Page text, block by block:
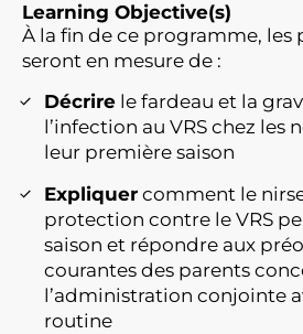
Learning Objective(s)
À la fin de ce programme,
seront en mesure de :
Décrire le fardeau et la
l’infection au VRS chez les
leur première saison
Expliquer comment le
protection contre le VRS
saison et répondre aux
courantes des parents
l’administration conjointe
routine